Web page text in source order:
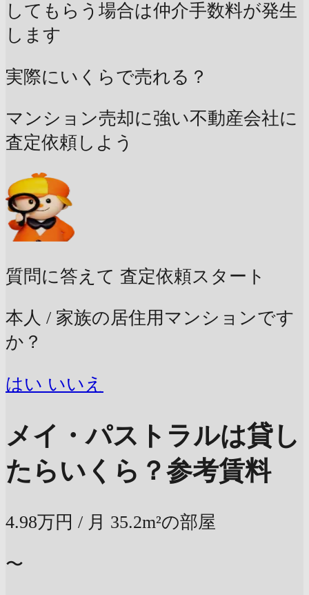
してもらう場合は仲介手数料が発生
します
実際にいくらで売れる？
マンション売却に強い不動産会社に
査定依頼しよう
質問に答えて 査定依頼スタート
本人 / 家族の居住用マンションです
か？
はい いいえ
メイ・パストラルは貸し
たらいくら？参考賃料
4.98万円 / 月 35.2m²の部屋
〜